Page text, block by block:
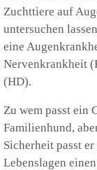
Zuchttiere auf
untersuchen
eine
Nervenkrankheit
(HD).
Zu wem passt ein
Familienhund,
Sicherheit passt
Lebenslagen